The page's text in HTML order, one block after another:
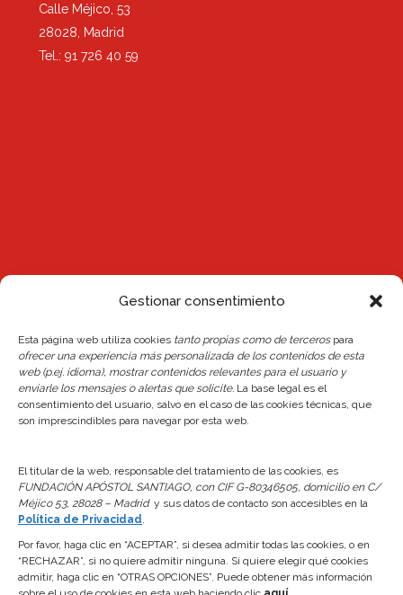
Gestionar consentimiento
Esta página web utiliza cookies tanto propias como de tercerospara
ofrecer una experiencia más personalizada de los contenidos de esta
web (p.ej. idioma), mostrar contenidos relevantes para el usuario y
enviarle los mensajes o alertas que solicite. La base legal es el
consentimiento del usuario, salvo en el caso de las cookies técnicas, que
son imprescindibles para navegar por esta web.
El titular de la web, responsable del tratamiento de las cookies, es
FUNDACIÓN APÓSTOL SANTIAGO, con CIF G-80346505, domicilio en C/
Méjico 53, 28028 – Madridy sus datos de contacto son accesibles en la
Política de Privacidad.
Por favor, haga clic en “ACEPTAR”, si desea admitir todas las cookies, o en
“RECHAZAR”, si no quiere admitir ninguna. Si quiere elegir qué cookies
admitir, haga clic en “OTRAS OPCIONES”. Puede obtener más información
Calle Méjico, 53
28028, Madrid
Tel.: 91 726 40 59
Noticias
Reserva de plaza Escuelas 26/27
24 junio, 2026
Normativa de Reservas del Centro
24 junio, 2026
Apertura Piscinas 2026
7 abril, 2026